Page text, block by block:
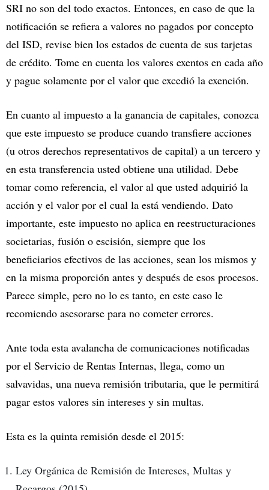
SRI no son del todo exactos. Entonces, en caso de que la
notificación se refiera a valores no pagados por concepto
del ISD, revise bien los estados de cuenta de sus tarjetas
de crédito. Tome en cuenta los valores exentos en cada año
y pague solamente por el valor que excedió la exención.
En cuanto al impuesto a la ganancia de capitales, conozca
que este impuesto se produce cuando transfiere acciones
(u otros derechos representativos de capital) a un tercero y
en esta transferencia usted obtiene una utilidad. Debe
tomar como referencia, el valor al que usted adquirió la
acción y el valor por el cual la está vendiendo. Dato
importante, este impuesto no aplica en reestructuraciones
societarias, fusión o escisión, siempre que los
beneficiarios efectivos de las acciones, sean los mismos y
en la misma proporción antes y después de esos procesos.
Parece simple, pero no lo es tanto, en este caso le
recomiendo asesorarse para no cometer errores.
Ante toda esta avalancha de comunicaciones notificadas
por el Servicio de Rentas Internas, llega, como un
salvavidas, una nueva remisión tributaria, que le permitirá
pagar estos valores sin intereses y sin multas.
Esta es la quinta remisión desde el 2015:
Ley Orgánica de Remisión de Intereses, Multas y